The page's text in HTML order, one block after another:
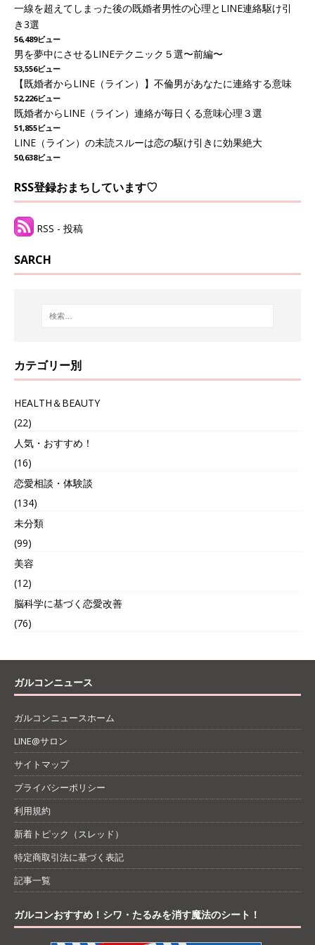
一線を超えてしまった後の既婚者男性の心理とLINE連絡駆け引
き3選
56,489ビュー
男を夢中にさせるLINEテクニック５選〜前編〜
53,556ビュー
【既婚者からLINE（ライン）】不倫男があなたに連絡する意味
52,226ビュー
既婚者からLINE（ライン）連絡が毎日くる意味心理３選
51,855ビュー
LINE（ライン）の未読スルーは恋の駆け引きに効果絶大
50,638ビュー
RSS登録おまちしています♡
RSS - 投稿
SARCH
カテゴリー別
HEALTH＆BEAUTY
(22)
人気・おすすめ！
(16)
恋愛相談・体験談
(134)
未分類
(99)
美容
(12)
脳科学に基づく恋愛改善
(76)
ガルコンニュース
ガルコンニュースホーム
LINE@サロン
サイトマップ
プライバシーポリシー
利用規約
新着トピック（スレッド）
特定商取引法に基づく表記
記事一覧
ガルコンおすすめ！シワ・たるみを消す魔法のシート！